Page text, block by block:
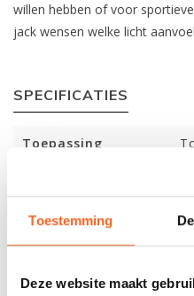
Toestemming
Deze website maakt
willen hebben of voor
jack wensen welke licht
SPECIFICATIES
Toepassing
Gewicht